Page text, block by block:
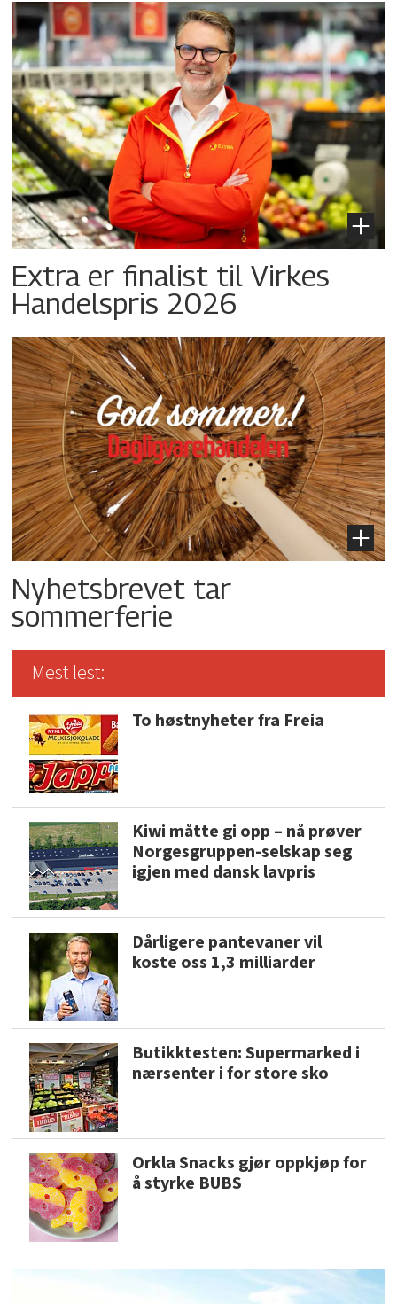
Extra er finalist til Virkes
Handelspris 2026
Nyhetsbrevet tar
sommerferie
Mest lest:
To høstnyheter fra Freia
Kiwi måtte gi opp – nå prøver
Norgesgruppen-selskap seg
igjen med dansk lavpris
Dårligere pantevaner vil
koste oss 1,3 milliarder
Butikktesten: Supermarked i
nærsenter i for store sko
Orkla Snacks gjør oppkjøp for
å styrke BUBS